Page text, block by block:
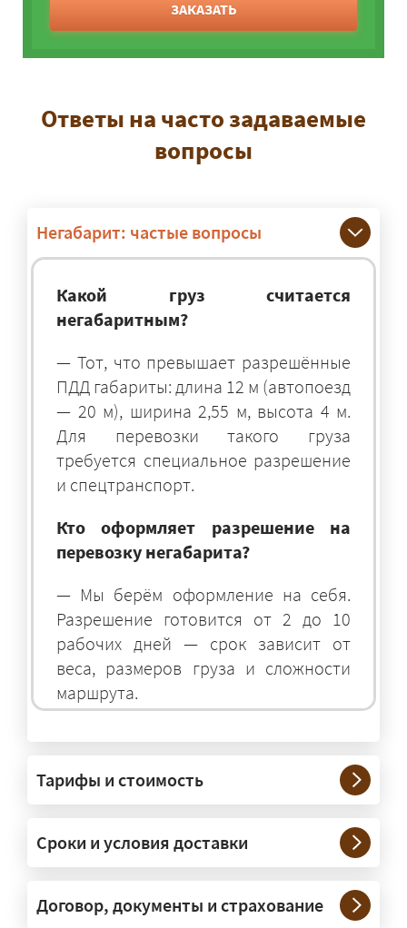
ЗАКАЗАТЬ
Ответы на часто задаваемые
вопросы
Негабарит: частые вопросы
Какой груз считается
негабаритным?
— Тот, что превышает разрешённые
ПДД габариты: длина 12 м (автопоезд
— 20 м), ширина 2,55 м, высота 4 м.
Для перевозки такого груза
требуется специальное разрешение
и спецтранспорт.
Кто оформляет разрешение на
перевозку негабарита?
— Мы берём оформление на себя.
Разрешение готовится от 2 до 10
рабочих дней — срок зависит от
веса, размеров груза и сложности
маршрута.
— На тралах и низкорамниках —
платформах, рассчитанных на
крупногабаритную технику и
конструкции. Транспорт подбираем
под конкретные размеры и вес груза.
Тарифы и стоимость
Сроки и условия доставки
Договор, документы и страхование